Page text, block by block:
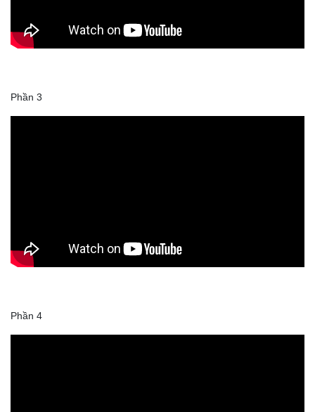
Phần 3
Phần 4